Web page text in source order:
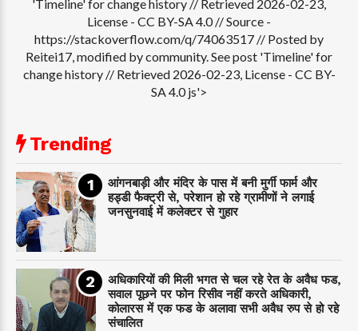
'Timeline' for change history // Retrieved 2026-02-23,
License - CC BY-SA 4.0// Source -
https://stackoverflow.com/q/74063517 // Posted by
Reitei17, modified by community. See post 'Timeline' for
change history // Retrieved 2026-02-23, License - CC BY-
SA 4.0 js'>
Trending
आंगनबाड़ी और मंदिर के पास में बनी मुर्गी फार्म और
हड्डी फैक्ट्री से, परेशान हो रहे ग्रामीणों ने लगाई
जनसुनवाई में कलेक्टर से गुहार
अधिकारियों की मिली भगत से चल रहे रेत के अवैध फड,
सवाल पूछने पर फोन रिसीव नहीं करते अधिकारी,
कोलारस में एक फड के अलावा सभी अवैध रुप से हो रहे
संचालित